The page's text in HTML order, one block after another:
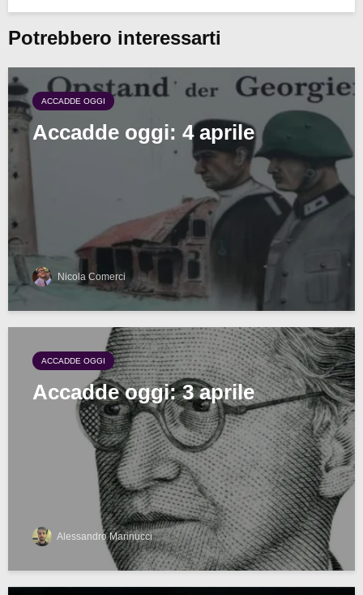
Potrebbero interessarti
ACCADDE OGGI
Accadde oggi: 4 aprile
Nicola Comerci
ACCADDE OGGI
Accadde oggi: 3 aprile
Alessandro Marinucci